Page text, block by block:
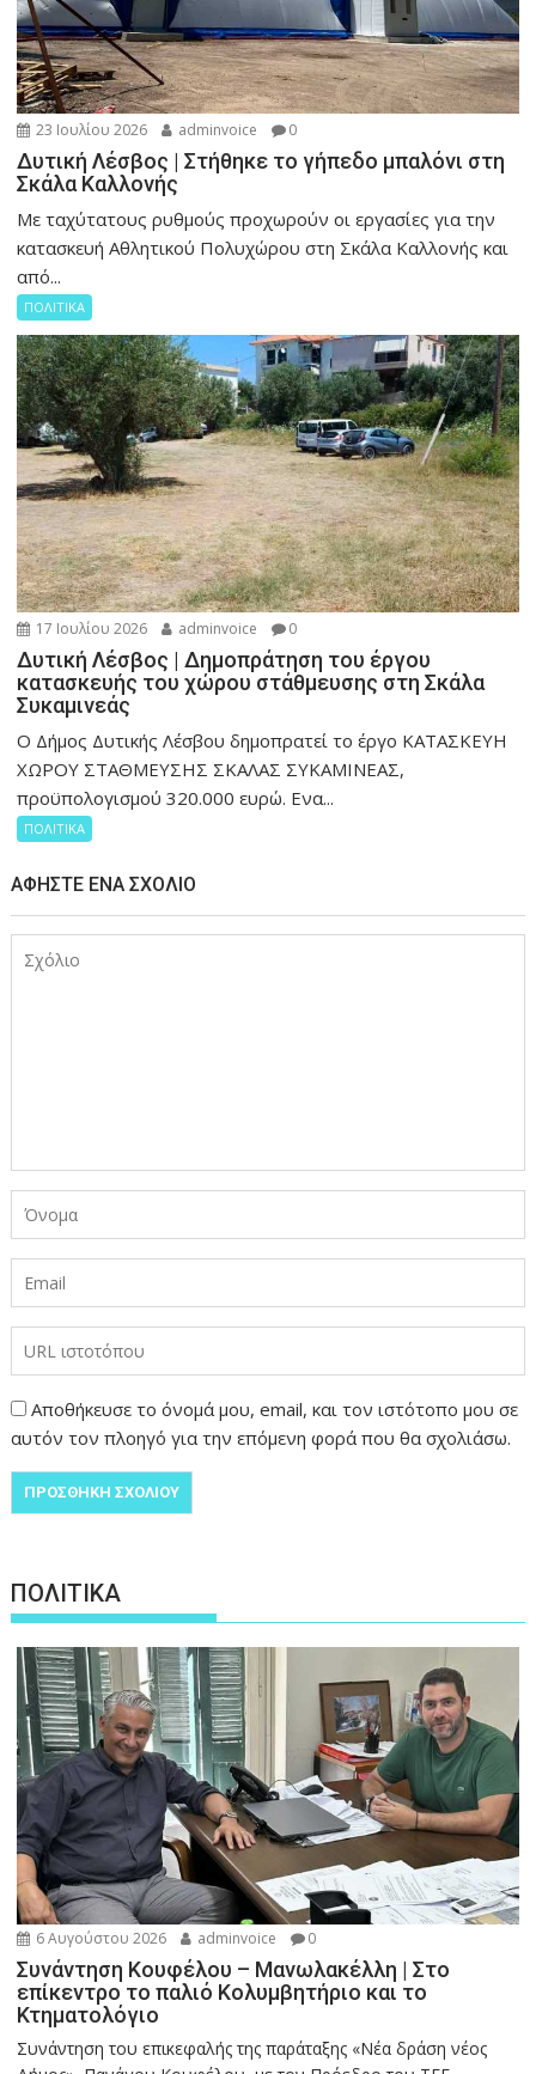
23 Ιουλίου 2026 adminvoice 0
Δυτική Λέσβος | Στήθηκε το γήπεδο μπαλόνι στη
Σκάλα Καλλονής
Με ταχύτατους ρυθμούς προχωρούν οι εργασίες για την
κατασκευή Αθλητικού Πολυχώρου στη Σκάλα Καλλονής και
από...
ΠΟΛΙΤΙΚΑ
17 Ιουλίου 2026 adminvoice 0
Δυτική Λέσβος | Δημοπράτηση του έργου
κατασκευής του χώρου στάθμευσης στη Σκάλα
Συκαμινεάς
Ο Δήμος Δυτικής Λέσβου δημοπρατεί το έργο ΚΑΤΑΣΚΕΥΗ
ΧΩΡΟΥ ΣΤΑΘΜΕΥΣΗΣ ΣΚΑΛΑΣ ΣΥΚΑΜΙΝΕΑΣ,
προϋπολογισμού 320.000 ευρώ. Ενα...
ΠΟΛΙΤΙΚΑ
ΑΦΉΣΤΕ ΈΝΑ ΣΧΌΛΙΟ
Αποθήκευσε το όνομά μου, email, και τον ιστότοπο μου σε
αυτόν τον πλοηγό για την επόμενη φορά που θα σχολιάσω.
ΠΟΛΙΤΙΚΑ
6 Αυγούστου 2026 adminvoice 0
Συνάντηση Κουφέλου – Μανωλακέλλη | Στο
επίκεντρο το παλιό Κολυμβητήριο και το
Κτηματολόγιο
Συνάντηση του επικεφαλής της παράταξης «Νέα δράση νέος